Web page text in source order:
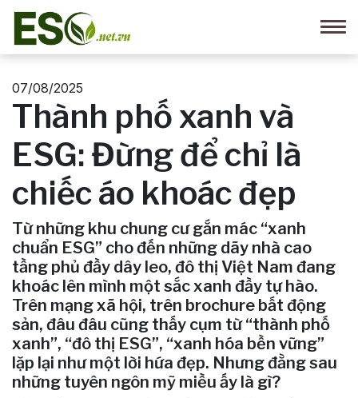
07/08/2025
Thành phố xanh và
ESG: Đừng để chỉ là
chiếc áo khoác đẹp
Từ những khu chung cư gắn mác “xanh
chuẩn ESG” cho đến những dãy nhà cao
tầng phủ đầy dây leo, đô thị Việt Nam đang
khoác lên mình một sắc xanh đầy tự hào.
Trên mạng xã hội, trên brochure bất động
sản, đâu đâu cũng thấy cụm từ “thành phố
xanh”, “đô thị ESG”, “xanh hóa bền vững”
lặp lại như một lời hứa đẹp. Nhưng đằng sau
những tuyên ngôn mỹ miều ấy là gì?